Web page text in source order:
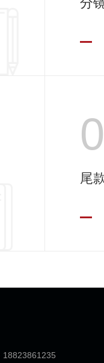
尾
18823861235